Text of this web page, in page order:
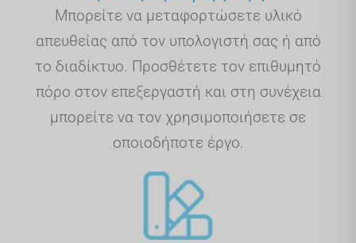
Μπορείτε να μεταφορτώσετε υλικό
απευθείας από τον υπολογιστή σας ή από
το διαδίκτυο. Προσθέτετε τον επιθυμητό
πόρο στον επεξεργαστή και στη συνέχεια
μπορείτε να τον χρησιμοποιήσετε σε
οποιοδήποτε έργο.